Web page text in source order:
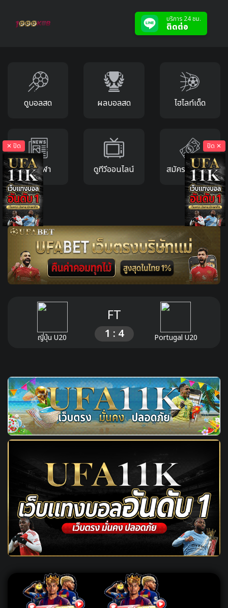
บริการ 24 ชม.
ติดต่อ
ดูบอลสด ผลบอลสด ไฮไลท์เด็ด
ข่าวกีฬา ดูทีวีออนไลน์ สมัครแทงบอล
ญี่ปุ่น U20
FT
1 : 4 Portugal U20
✕ ปิด ปิด ✕